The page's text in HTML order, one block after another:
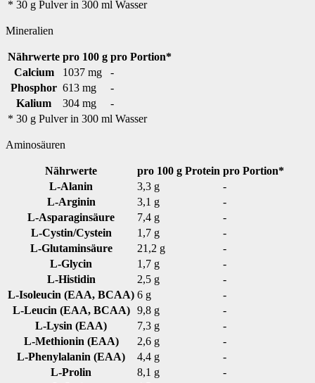
* 30 g Pulver in 300 ml Wasser
Mineralien
Nährwerte pro 100 g pro Portion*
Calcium
1037 mg
-
Phosphor 613 mg
-
Kalium
304 mg
-
* 30 g Pulver in 300 ml Wasser
Aminosäuren
Nährwerte pro 100 g Protein pro Portion*
L-Alanin
3,3 g
-
L-Arginin
3,1 g
-
L-Asparaginsäure
7,4 g
-
L-Cystin/Cystein
1,7 g
-
L-Glutaminsäure
21,2 g
-
L-Glycin
1,7 g
-
L-Histidin
2,5 g
-
L-Isoleucin (EAA, BCAA) 6 g
-
L-Leucin (EAA, BCAA)
9,8 g
-
L-Lysin (EAA)
7,3 g
-
L-Methionin (EAA)
2,6 g
-
L-Phenylalanin (EAA)
4,4 g
-
L-Prolin
8,1 g
-